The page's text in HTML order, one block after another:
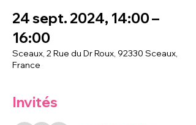
24 sept. 2024, 14:00 –
16:00
Sceaux, 2 Rue du Dr Roux, 92330 Sceaux,
France
Invités